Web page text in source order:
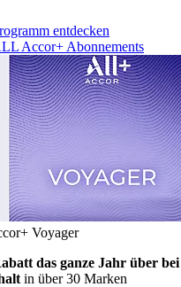
entdecken
Accor+ Abonnements
Voyager
das ganze Jahr über
in über 30 Marken